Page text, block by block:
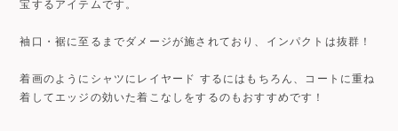
宝するアイテムです。
袖口・裾に至るまでダメージが施されており、インパクトは抜群！
着画のようにシャツにレイヤード するにはもちろん、コートに重ね
着してエッジの効いた着こなしをするのもおすすめです！